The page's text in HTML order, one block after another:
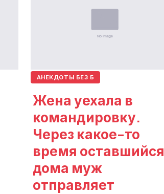
АНЕКДОТЫ БЕЗ Б
Жена уехала в
командировку.
Через какое-то
время оставшийся
дома муж
отправляет